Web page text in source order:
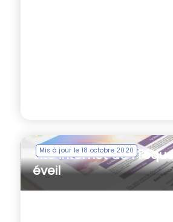
Mis à jour le 18 octobre 2020
Site internet de
éveil